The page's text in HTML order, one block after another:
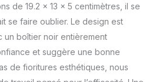
technologie pointe, un
ventilateur à faible bruit
efficace dans dissipation
chaleur, économise
beaucoup d'énergie et
fonctionne 24H/jour
de 19.2 x 13 x 5 centimètres, il se
se faire oublier. Le design est
boîtier noir entièrement
et suggère une bonne
de fioritures esthétiques, nous